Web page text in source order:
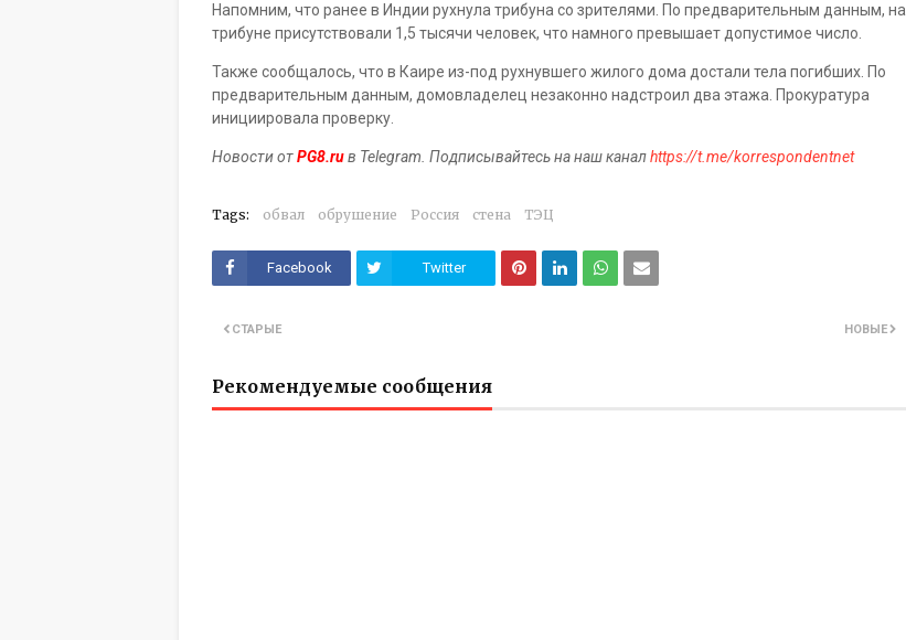
Напомним, что ранее в Индии рухнула трибуна со зрителями. По предварительным данным, на
трибуне присутствовали 1,5 тысячи человек, что намного превышает допустимое число.
Также сообщалось, что в Каире из-под рухнувшего жилого дома достали тела погибших. По
предварительным данным, домовладелец незаконно надстроил два этажа. Прокуратура
инициировала проверку.
Новости отPG8.ruв Telegram. Подписывайтесь на наш каналhttps://t.me/korrespondentnet
Tags: обвал обрушение Россия стена ТЭЦ
Facebook Twitter
НОВЫЕ
СТАРЫЕ
Рекомендуемые сообщения